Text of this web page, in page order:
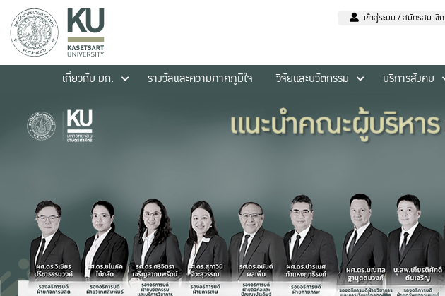
เข้าสู่ระบบ / สมัครสมาชิก
เกี่ยวกับ มก.
รางวัลและความภาคภูมิใจ วิจัยและนวัตกรรม บริการสังคม